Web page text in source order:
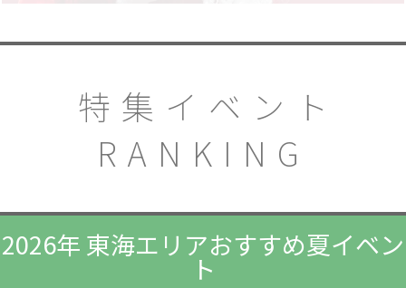
特集イベント
RANKING
2026年 東海エリアおすすめ夏イベン
ト